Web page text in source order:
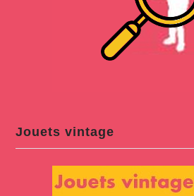
Jouets vintage